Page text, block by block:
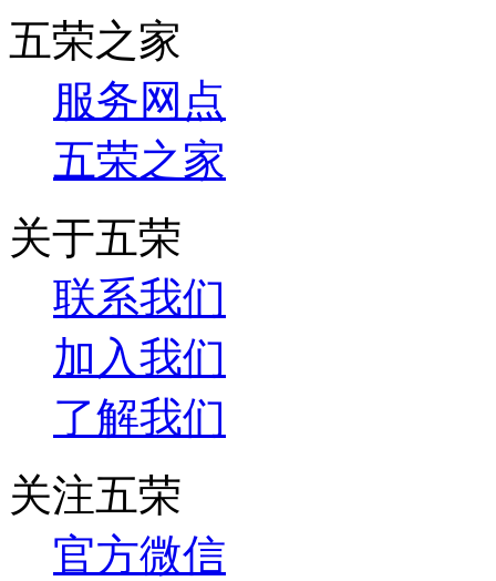
五荣之家
服务网点
五荣之家
关于五荣
联系我们
加入我们
了解我们
关注五荣
官方微信